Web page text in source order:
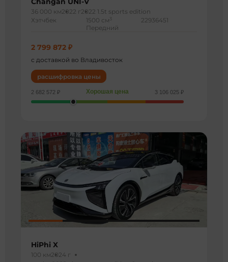
36 000 км2022 г 2022 1.5t sports edition
Хэтчбек
1500 см 3
Передний
22936451
2 799 872 ₽
с доставкой во Владивосток
расшифровка цены
2 682 572 ₽ Хорошая цена 3 106 025 ₽
HiPhi X
100 км2024 г